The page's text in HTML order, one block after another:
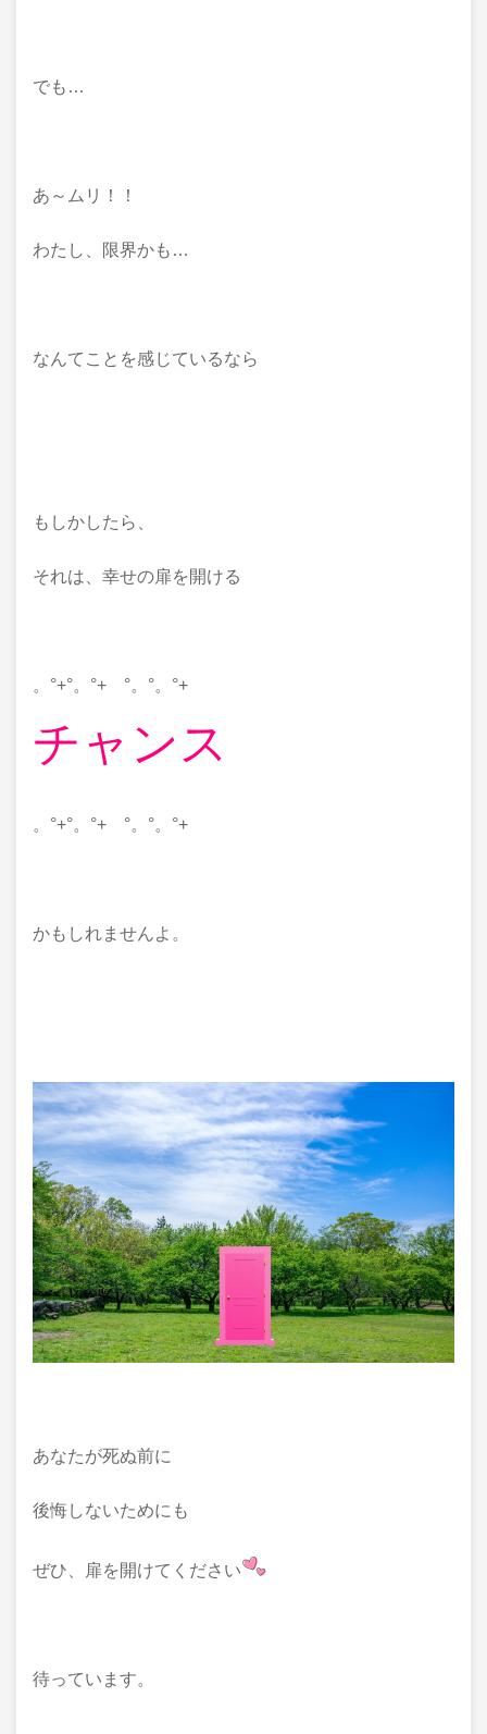
でも…
あ～ムリ！！
わたし、限界かも…
なんてことを感じているなら
もしかしたら、
それは、幸せの扉を開ける
。°+°。°+ °。°。°+
チャンス
。°+°。°+ °。°。°+
かもしれませんよ。
あなたが死ぬ前に
後悔しないためにも
ぜひ、扉を開けてください
待っています。